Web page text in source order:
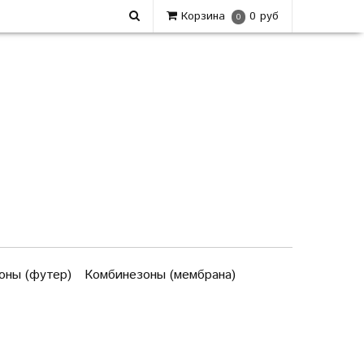
Корзина 0 0 руб
(футер) Комбинезоны (мембрана)